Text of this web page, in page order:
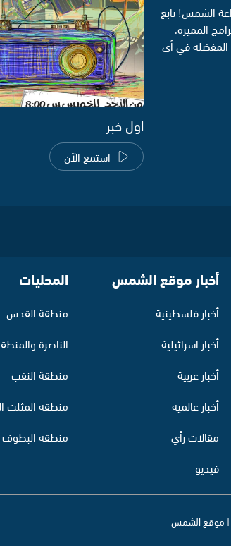
الشمس! تابع
المميزة،
المفضلة في أي
اول خبر
استمع الآن
أخبار موقع الشمس
أخبار فلسطينية
أخبار اسرائيلية
أخبار عربية
أخبار عالمية
مقالات رأي
فيديو
المحليات
منطقة القدس
الناصرة
منطقة النقب
منطقة المثلث
منطقة البطوف